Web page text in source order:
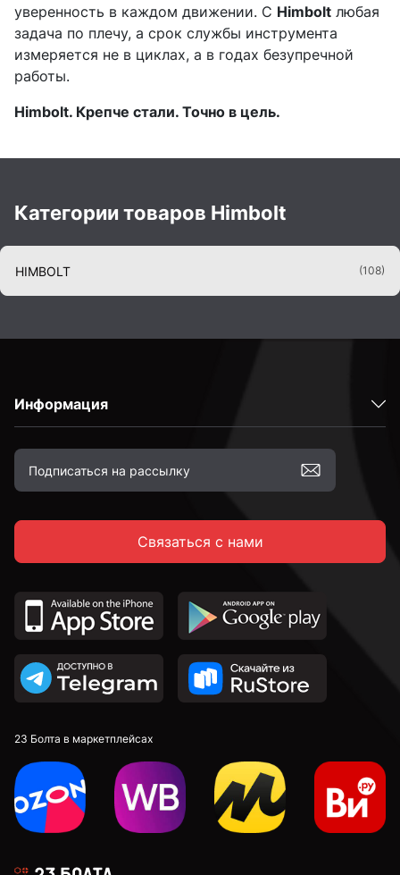
уверенность в каждом движении. С Himbolt любая
задача по плечу, а срок службы инструмента
измеряется не в циклах, а в годах безупречной
работы.
Himbolt. Крепче стали. Точно в цель.
Категории товаров Himbolt
HIMBOLT (108)
Информация
Связаться с нами
23 Болта в маркетплейсах